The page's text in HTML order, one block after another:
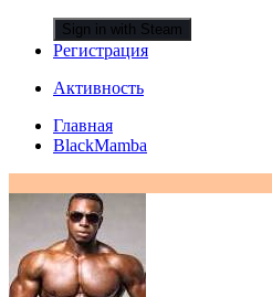
Sign in with Steam
Регистрация
Активность
Главная
BlackMamba